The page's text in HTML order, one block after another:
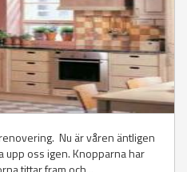
Nu är våren äntligen
upp oss igen. Knopparna har